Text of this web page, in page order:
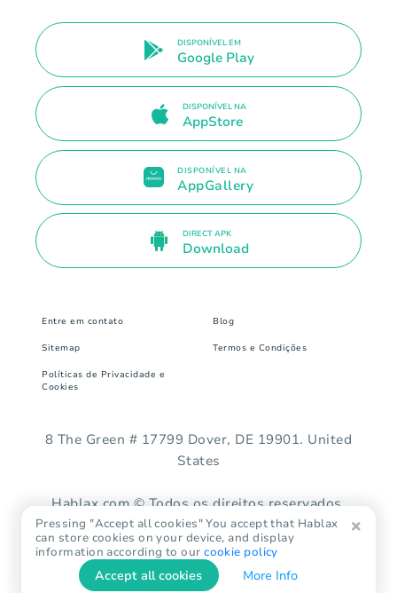
DISPONÍVEL EM
Google Play
DISPONÍVEL NA
AppStore
DISPONÍVEL NA
AppGallery
DIRECT APK
Download
Entre em contato Blog
Sitemap Termos e Condições
Políticas de Privacidade e
Cookies
8 The Green # 17799 Dover, DE 19901. United
States
Hablax.com © Todos os direitos reservados.
Pressing "Accept all cookies" You accept that Hablax
can store cookies on your device, and display
information according to ourcookie policy
Accept all cookies More Info